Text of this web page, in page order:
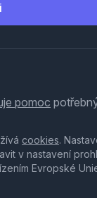
pomoc
cookies.
v nastavení
Evropské